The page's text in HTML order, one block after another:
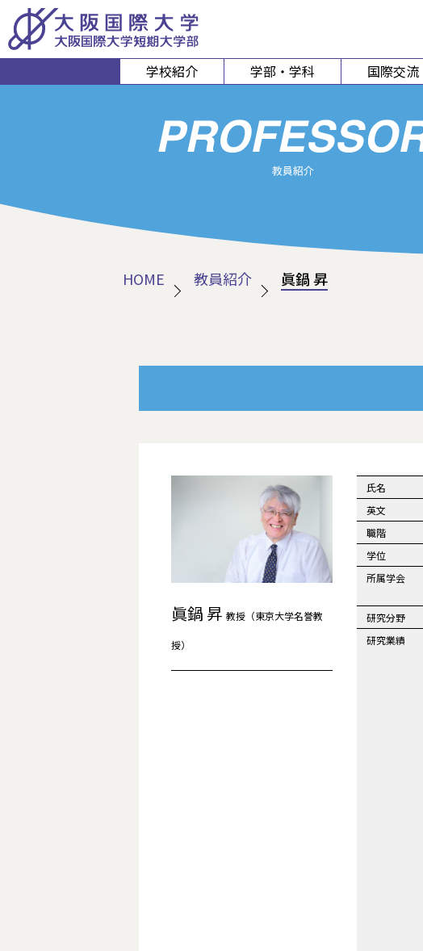
学校紹介 学部・学科
経営学科
心理コミュニケーション学科
人間健康科学科
国際交流
HOME 教員紹介 眞鍋 昇
眞鍋 昇 教授（東京大学名誉教
授）
氏名
英文
職階
学位
所属学会
研究分野
研究業績